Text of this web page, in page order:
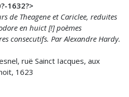
1632?>
de Theagene et Cariclee, reduites
en huict [!] poèmes
consecutifs. Par Alexandre Hardy.
ruë Sainct Iacques, aux
1623